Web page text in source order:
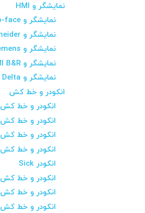
نمایشگر و HMI
نمایشگر و HMI Pro-face
نمایشگر و HMI Schneider
نمایشگر و HMI Siemens
نمایشگر و HMI B&R
نمایشگر و HMI Delta
انکودر و خط کش
انکودر و خط کش Tamagawa
انکودر و خط کش Eltra
انکودر و خط کش Hohner
انکودر و خط کش Heidenhain
انکودر Sick
انکودر و خط کش Baumer
انکودر و خط کش SEW
انکودر و خط کش Omron